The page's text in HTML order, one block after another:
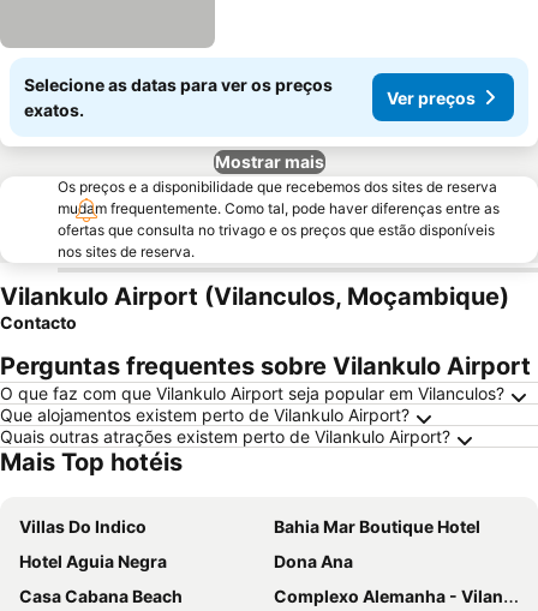
Selecione as datas para ver os preços
exatos.
Ver preços
Mostrar mais
Os preços e a disponibilidade que recebemos dos sites de reserva
mudam frequentemente. Como tal, pode haver diferenças entre as
ofertas que consulta no trivago e os preços que estão disponíveis
nos sites de reserva.
Vilankulo Airport (Vilanculos, Moçambique)
Contacto
Perguntas frequentes sobre Vilankulo Airport
O que faz com que Vilankulo Airport seja popular em Vilanculos?
Que alojamentos existem perto de Vilankulo Airport?
Quais outras atrações existem perto de Vilankulo Airport?
Mais Top hotéis
Villas Do Indico
Bahia Mar Boutique Hotel
Hotel Aguia Negra
Dona Ana
Casa Cabana Beach
Complexo Alemanha - Vilanculos Backpacker